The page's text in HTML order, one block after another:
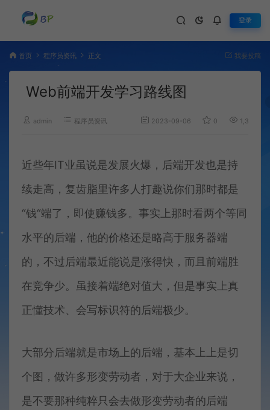
登录
首页 程序员资讯 正文 我要投稿
Web前端开发学习路线图
admin 程序员资讯 2023-09-06 0 1,309
近些年IT业虽说是发展火爆，后端开发也是持
续走高，复齿脂里许多人打趣说你们那时都是
“钱“端了，即使赚钱多。事实上那时看两个等同
水平的后端，他的价格还是略高于服务器端
的，不过后端最近能说是涨得快，而且前端胜
在竞争少。虽接着端绝对值大，但是事实上真
正懂技术、会写标识符的后端极少。
大部分后端就是市场上的后端，基本上上是切
个图，做许多形变劳动者，对于大企业来说，
是不要那种纯粹只会去做形变劳动者的后端